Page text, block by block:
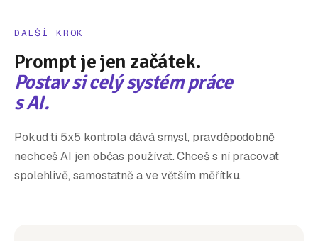
DALŠÍ KROK
Prompt je jen začátek.
Postav si celý systém práce
s AI.
Pokud ti 5x5 kontrola dává smysl, pravděpodobně
nechceš AI jen občas používat. Chceš s ní pracovat
spolehlivě, samostatně a ve větším měřítku.